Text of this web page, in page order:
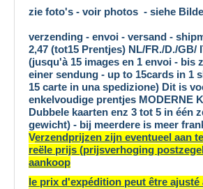
zie foto's - voir photos - siehe
verzending - envoi - versand -
2,47 (tot15 Prentjes) NL/FR./D./GB/
(jusqu'à 15 images en 1 envoi - bis
einer sendung - up to 15cards in 1
15 carte in una spedizione) Dit is
enkelvoudige prentjes MODERNE
Dubbele kaarten enz 3 tot 5 in één
gewicht) - bij meerdere is meer
Verzendprijzen zijn eventueel aan
reële prijs (prijsverhoging
aankoop
le prix d'expédition peut être ajusté